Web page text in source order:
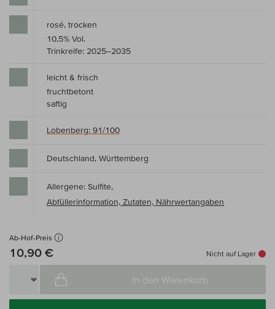
rosé, trocken
10,5% Vol.
Trinkreife: 2025–2035
leicht & frisch
fruchtbetont
saftig
Lobenberg: 91/100
Deutschland, Württemberg
Allergene: Sulfite,
Abfüllerinformation, Zutaten, Nährwertangaben
Ab-Hof-Preis
10,90 € Nicht auf Lager
In den Warenkorb